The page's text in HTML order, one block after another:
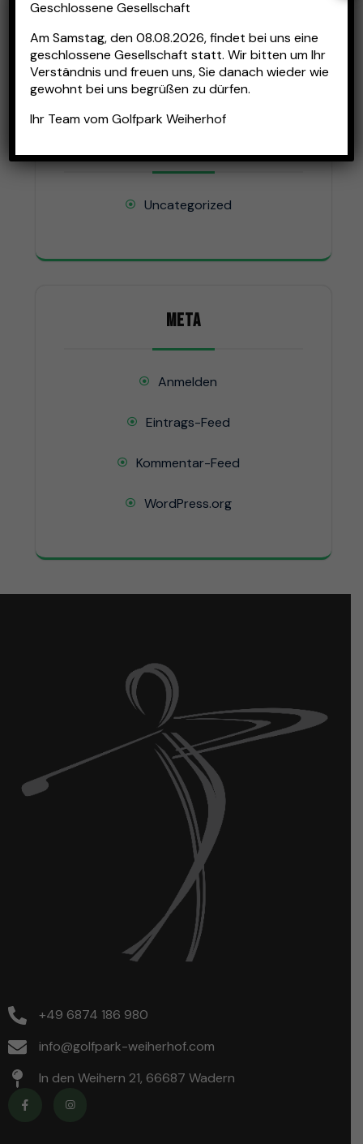
Uncategorized
META
Anmelden
Eintrags-Feed
Kommentar-Feed
WordPress.org
+49 6874 186 980
info@golfpark-weiherhof.com
In den Weihern 21, 66687 Wadern
Geschlossene Gesellschaft
AmSamstag, den 08.08.2026, findet bei uns eine
geschlossene Gesellschaft statt. Wir bitten um Ihr
Verständnis und freuen uns, Sie danach wieder wie
gewohnt bei uns begrüßen zu dürfen.
Ihr Team vom Golfpark Weiherhof